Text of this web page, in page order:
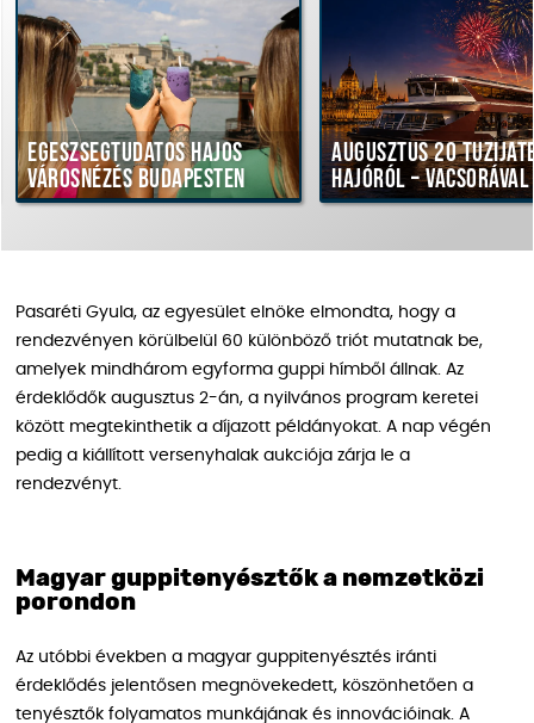
Egészségtudatos hajós
városnézés Budapesten
Augusztus 20 tűzijáték
hajóról – vacsorával
Pasaréti Gyula, az egyesület elnöke elmondta, hogy a
rendezvényen körülbelül 60 különböző triót mutatnak be,
amelyek mindhárom egyforma guppi hímből állnak. Az
érdeklődők augusztus 2-án, a nyilvános program keretei
között megtekinthetik a díjazott példányokat. A nap végén
pedig a kiállított versenyhalak aukciója zárja le a
rendezvényt.
Magyar guppitenyésztők a nemzetközi
porondon
Az utóbbi években a magyar guppitenyésztés iránti
érdeklődés jelentősen megnövekedett, köszönhetően a
tenyésztők folyamatos munkájának és innovációinak. A